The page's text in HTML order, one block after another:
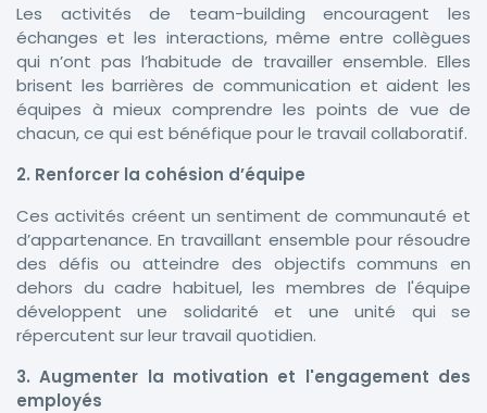
Les activités de team-building encouragent les
échanges et les interactions, même entre collègues
qui n’ont pas l’habitude de travailler ensemble. Elles
brisent les barrières de communication et aident les
équipes à mieux comprendre les points de vue de
chacun, ce qui est bénéfique pour le travail collaboratif.
2. Renforcer la cohésion d’équipe
Ces activités créent un sentiment de communauté et
d’appartenance. En travaillant ensemble pour résoudre
des défis ou atteindre des objectifs communs en
dehors du cadre habituel, les membres de l'équipe
développent une solidarité et une unité qui se
répercutent sur leur travail quotidien.
3. Augmenter la motivation et l'engagement des
employés